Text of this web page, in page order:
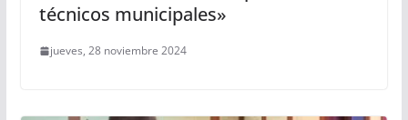
técnicos municipales»
jueves, 28 noviembre 2024